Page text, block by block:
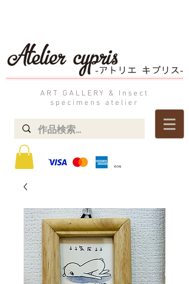
ART GALLERY & Insect
specimens atelier